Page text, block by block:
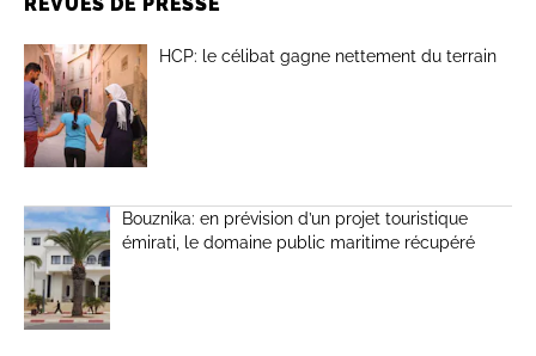
HCP: le célibat gagne nettement du terrain
Bouznika: en prévision d’un projet touristique
émirati, le domaine public maritime récupéré